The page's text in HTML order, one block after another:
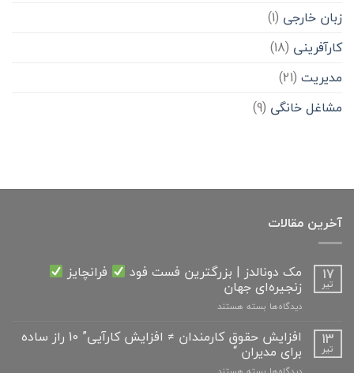
زبان خارجی (1)
کارآفرینی (18)
مدیریت (21)
مشاغل خانگی (9)
آخرین مقالات
17
تیر
مک دونالدز | بزرگترین فست فود فرانچایز
زنجیره‌ای جهان
دیدگاه‌ها برای
دونالدز
|
بزرگترین
بسته هستند
13
تیر
افزایش حقوق کارمندان ≠ افزایش کارآیی” 10 راز ساده
برای مدیران “